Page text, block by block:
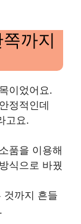
까지
이었어요.
정적인데
고요.
품을 이용해
식으로 바꿨
것까지 흔들